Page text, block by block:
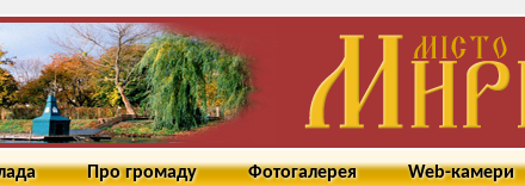
Про громаду Фотогалерея Web-камери